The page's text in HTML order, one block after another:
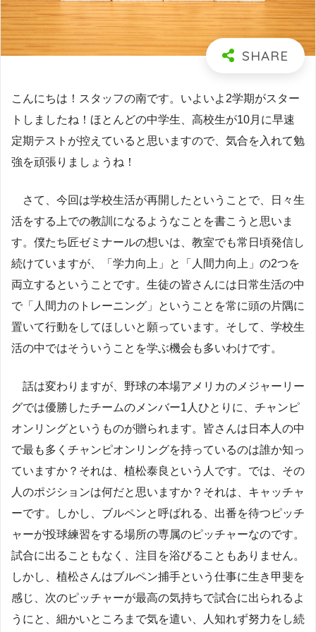
こんにちは！スタッフの南です。いよいよ2学期がスター
トしましたね！ほとんどの中学生、高校生が10月に早速
定期テストが控えていると思いますので、気合を入れて勉
強を頑張りましょうね！
さて、今回は学校生活が再開したということで、日々生
活をする上での教訓になるようなことを書こうと思いま
す。僕たち匠ゼミナールの想いは、教室でも常日頃発信し
続けていますが、「学力向上」と「人間力向上」の2つを
両立するということです。生徒の皆さんには日常生活の中
で「人間力のトレーニング」ということを常に頭の片隅に
置いて行動をしてほしいと願っています。そして、学校生
活の中ではそういうことを学ぶ機会も多いわけです。
話は変わりますが、野球の本場アメリカのメジャーリー
グでは優勝したチームのメンバー1人ひとりに、チャンピ
オンリングというものが贈られます。皆さんは日本人の中
で最も多くチャンピオンリングを持っているのは誰か知っ
ていますか？それは、植松泰良という人です。では、その
人のポジションは何だと思いますか？それは、キャッチャ
ーです。しかし、ブルペンと呼ばれる、出番を待つピッチ
ャーが投球練習をする場所の専属のピッチャーなのです。
試合に出ることもなく、注目を浴びることもありません。
しかし、植松さんはブルペン捕手という仕事に生き甲斐を
感じ、次のピッチャーが最高の気持ちで試合に出られるよ
うにと、細かいところまで気を遣い、人知れず努力をし続